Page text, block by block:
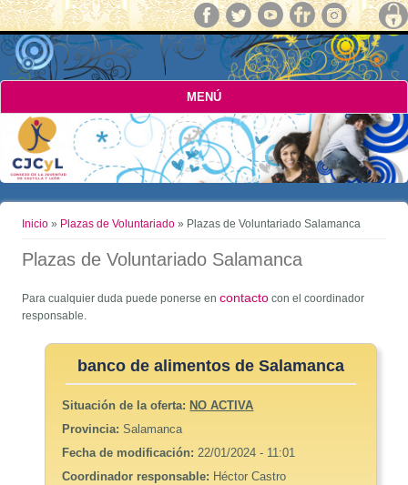
MENÚ
Usted está aquí
Inicio » Plazas de Voluntariado » Plazas de Voluntariado Salamanca
Plazas de Voluntariado Salamanca
Para cualquier duda puede ponerse encontacto con el coordinador
responsable.
banco de alimentos de Salamanca
Situación de la oferta: NO ACTIVA
Provincia:Salamanca
Fecha de modificación:22/01/2024 - 11:01
Coordinador responsable: Héctor Castro